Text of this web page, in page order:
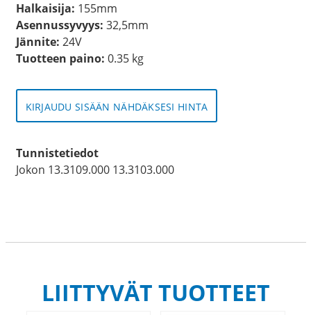
Halkaisija: 155mm
Asennussyvyys: 32,5mm
Jännite: 24V
Tuotteen paino: 0.35 kg
KIRJAUDU SISÄÄN NÄHDÄKSESI HINTA
Tunnistetiedot
Jokon 13.3109.000 13.3103.000
LIITTYVÄT TUOTTEET